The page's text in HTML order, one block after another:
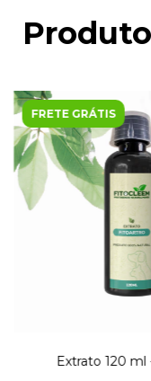
FRETE GRÁTIS
Extrato 120